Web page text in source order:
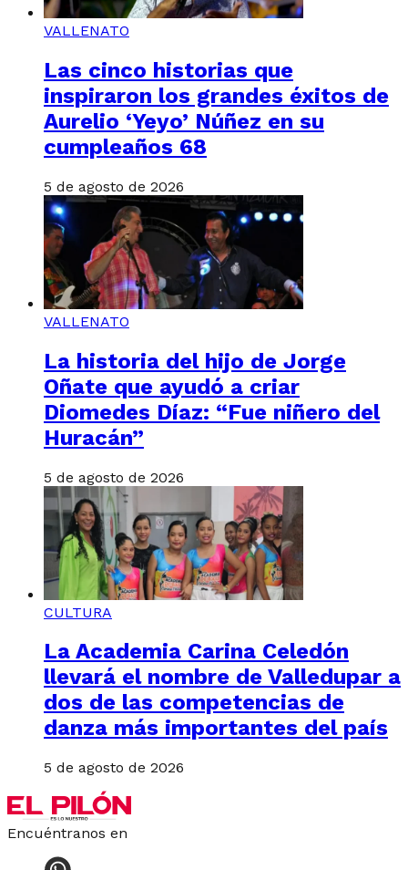
VALLENATO
Las cinco historias que
inspiraron los grandes éxitos de
Aurelio ‘Yeyo’ Núñez en su
cumpleaños 68
5 de agosto de 2026
VALLENATO
La historia del hijo de Jorge
Oñate que ayudó a criar
Diomedes Díaz: “Fue niñero del
Huracán”
5 de agosto de 2026
CULTURA
La Academia Carina Celedón
llevará el nombre de Valledupar a
dos de las competencias de
danza más importantes del país
5 de agosto de 2026
Encuéntranos en